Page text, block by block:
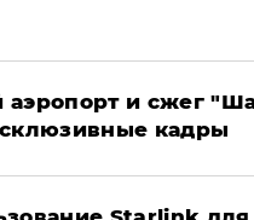
и сжег
кадры